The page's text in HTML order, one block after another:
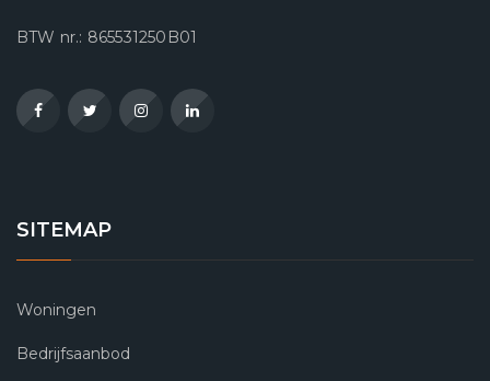
BTW nr.: 865531250B01
SITEMAP
Woningen
Bedrijfsaanbod